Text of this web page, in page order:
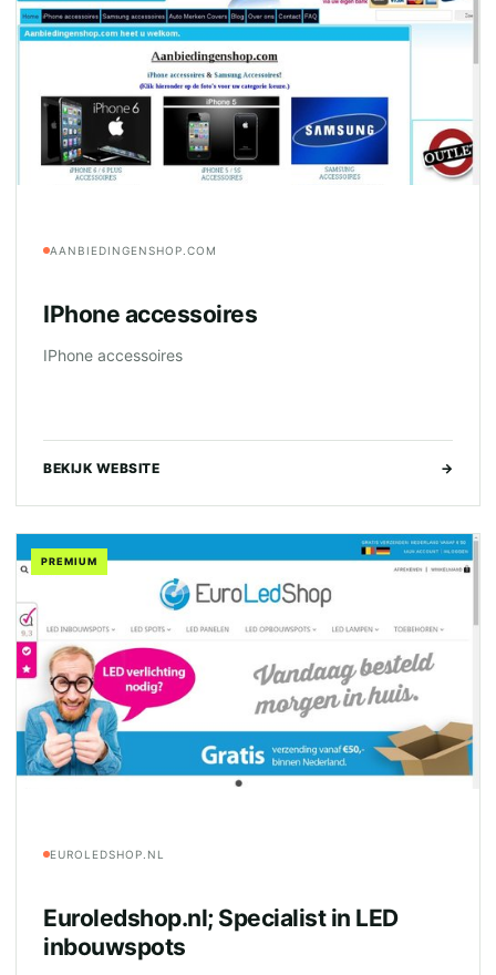
AANBIEDINGENSHOP.COM
IPhone accessoires
IPhone accessoires
BEKIJK WEBSITE →
PREMIUM
EUROLEDSHOP.NL
Euroledshop.nl; Specialist in LED
inbouwspots